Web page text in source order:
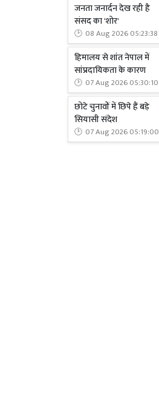
जनता जनार्दन देख रही है
संसद का 'शोर'
08 Aug 2026 05:23:38
हिमालय से शांत नेपाल में
सांप्रदायिकता के कारण
07 Aug 2026 05:30:10
छोटे चुनावों में छिपे हैं बड़े
सियासी संदेश
07 Aug 2026 05:19:00